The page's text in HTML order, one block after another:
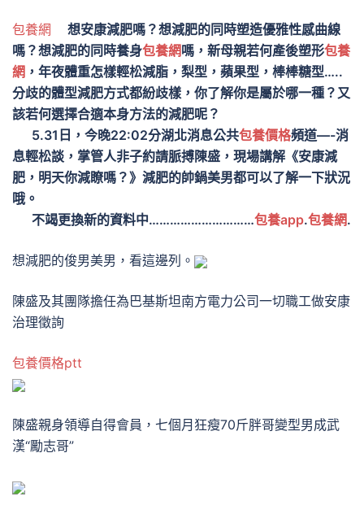
包養網 想安康減肥嗎？想減肥的同時塑造優雅性感曲線
嗎？想減肥的同時養身包養網嗎，新母親若何產後塑形包養
網 ，年夜體重怎樣輕松減脂，梨型，蘋果型，棒棒糖型…..
分歧的體型減肥方式都紛歧樣，你了解你是屬於哪一種？又
該若何選擇合適本身方法的減肥呢？
5.31日，今晚22:02分湖北消息公共包養價格頻道—-消
息輕松談，掌管人非子約請脈搏陳盛，現場講解《安康減
肥，明天你減瞭嗎？》減肥的帥鍋美男都可以了解一下狀況
哦。
不竭更換新的資料中…………………………包養app.包養網.
想減肥的俊男美男，看這邊列。
陳盛及其團隊擔任為巴基斯坦南方電力公司一切職工做安康
治理徵詢
包養價格ptt
陳盛親身領導自得會員，七個月狂瘦70斤胖哥變型男成武
漢“勵志哥”